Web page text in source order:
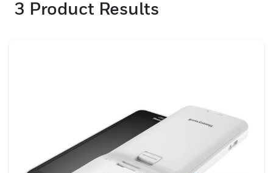
do paciente e a qualidade do
eletrônico de saúde (EHR), administração
de medicamentos em circuito fechado,
coleta de amostras, acesso em tempo real a
informações clínicas e de pacientes,
3 Product Results